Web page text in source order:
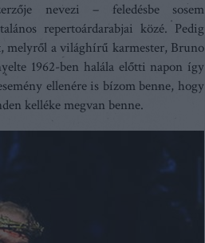
nevezi – feledésbe sosem
repertoárdarabjai közé. Pedig
melyről a világhírű karmester, Bruno
1962-ben halála előtti napon így
ellenére is bízom benne, hogy
kelléke megvan benne.